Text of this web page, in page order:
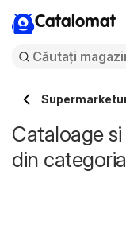
Catalomat
Cataloage
din